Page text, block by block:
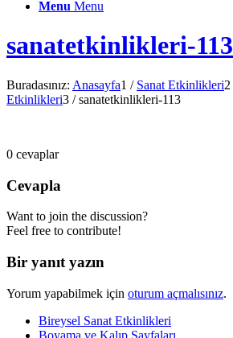
Menu Menu
sanatetkinlikleri-113
Buradasınız: Anasayfa1 / Sanat Etkinlikleri2
Etkinlikleri3 / sanatetkinlikleri-113
0 cevaplar
Cevapla
Want to join the discussion?
Feel free to contribute!
Bir yanıt yazın
Yorum yapabilmek için oturum açmalısınız.
Bireysel Sanat Etkinlikleri
Boyama ve Kalıp Sayfaları